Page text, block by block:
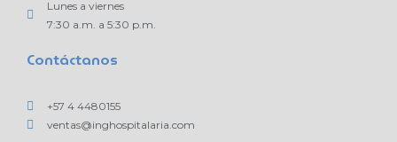
Lunes a viernes
7:30 a.m. a 5:30 p.m.
Contáctanos
+57 4 4480155
ventas@inghospitalaria.com